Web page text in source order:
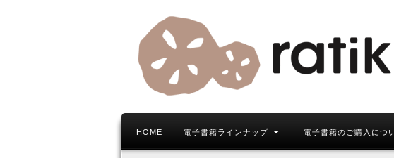
HOME 電子書籍ラインナップ 電子書籍のご購入につ